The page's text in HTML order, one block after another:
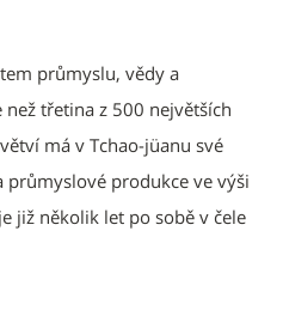
průmyslu, vědy a
třetina z 500 největších
má v Tchao-jüanu své
produkce ve výši
již několik let po sobě v čele